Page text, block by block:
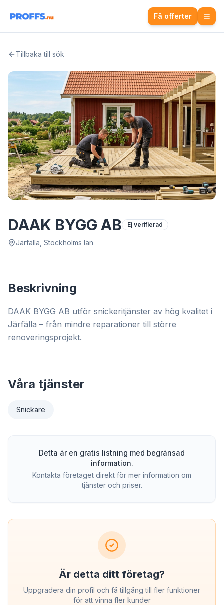
Få offerter
Tillbaka till sök
DAAK BYGG AB Ej verifierad
Järfälla, Stockholms län
Beskrivning
DAAK BYGG AB utför snickeritjänster av hög kvalitet i
Järfälla – från mindre reparationer till större
renoveringsprojekt.
Våra tjänster
Snickare
Detta är en gratis listning med begränsad
information.
Kontakta företaget direkt för mer information om
tjänster och priser.
Är detta ditt företag?
Uppgradera din profil och få tillgång till fler funktioner
för att vinna fler kunder